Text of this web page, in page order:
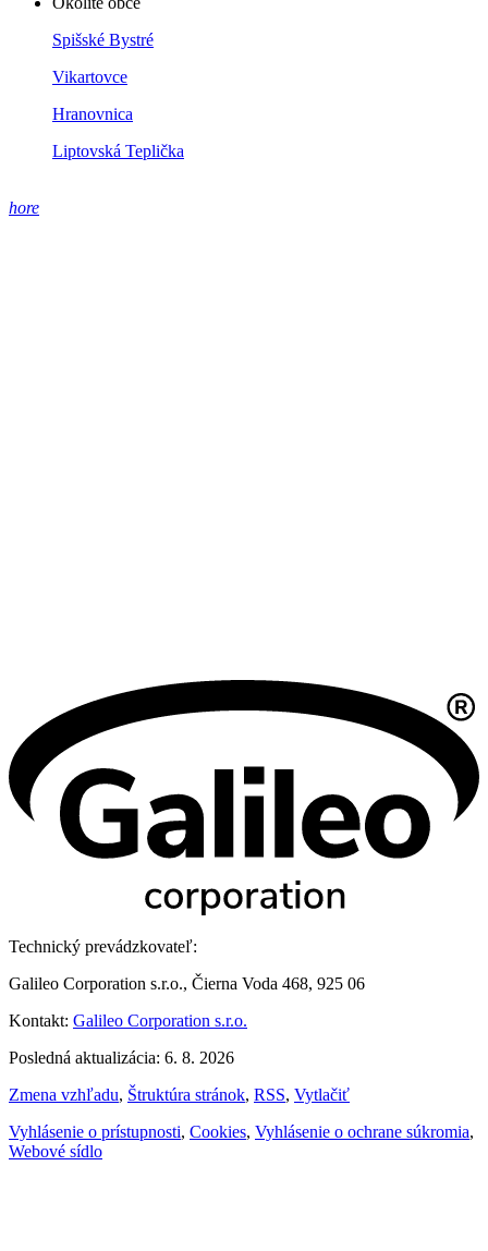
Spišské Bystré
Vikartovce
Hranovnica
Liptovská Teplička
hore
Technický prevádzkovateľ:
Galileo Corporation s.r.o., Čierna Voda 468, 925 06
Kontakt: Galileo Corporation s.r.o.
Posledná aktualizácia: 6. 8. 2026
Zmena vzhľadu, Štruktúra stránok, RSS, Vytlačiť
Vyhlásenie o prístupnosti, Cookies, Vyhlásenie o ochrane súkromia,
Webové sídlo